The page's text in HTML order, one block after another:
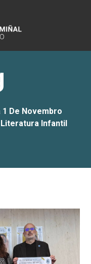
1 De Novembro
Infantil